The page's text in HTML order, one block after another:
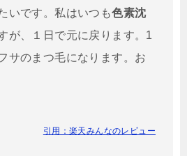
いです。私はいつも色素沈
が、１日で元に戻ります。1
サのまつ毛になります。お
引用：楽天みんなのレビュー